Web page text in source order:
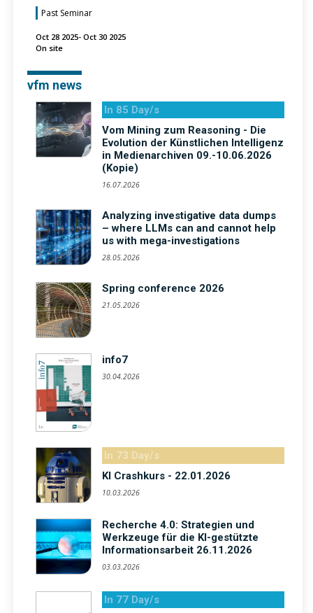
Past Seminar
Oct 28 2025- Oct 30 2025
On site
vfm news
In 85 Day/s
Vom Mining zum Reasoning - Die
Evolution der Künstlichen Intelligenz
in Medienarchiven 09.-10.06.2026
(Kopie)
16.07.2026
Analyzing investigative data dumps
– where LLMs can and cannot help
us with mega-investigations
28.05.2026
Spring conference 2026
21.05.2026
info7
30.04.2026
In 73 Day/s
KI Crashkurs - 22.01.2026
10.03.2026
Recherche 4.0: Strategien und
Werkzeuge für die KI-gestützte
Informationsarbeit 26.11.2026
03.03.2026
In 77 Day/s